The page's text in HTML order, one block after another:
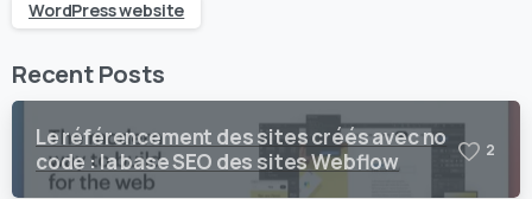
WordPress website
Recent Posts
Le référencement des sites créés avec no
code : la base SEO des sites Webflow
2